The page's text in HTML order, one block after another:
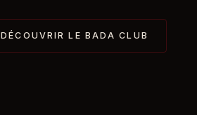
DÉCOUVRIR LE BADA CLUB